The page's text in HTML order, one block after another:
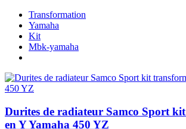
Transformation
Yamaha
Kit
Mbk-yamaha
Durites de radiateur Samco Sport
en Y Yamaha 450 YZ